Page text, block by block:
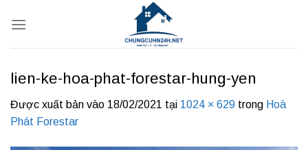
qua
lien-ke-hoa-phat-forestar-hung-yen
Được xuất bản vào 18/02/2021 tại 1024 × 629 trong Hoà
Phát Forestar